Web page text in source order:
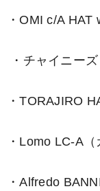
・OMI c/A HAT
・チャイニー
・TORAJIRO
・Lomo LC-A（
・Alfredo